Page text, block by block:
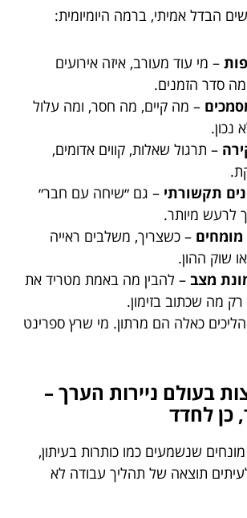
הבדל אמיתי, ברמה היומיומית:
– מי עוד מעורב, איזה אירועים
ומה סדר הזמנים.
– מה קיים, מה חסר, ומה עלול
– תרגול שאלות, קווים אדומים,
תקשורתי – גם ״שיחה עם חבר״
לרעש מיותר.
– כשצריך, משלבים ראייה
שוק ההון.
מצב – להבין מה באמת מטריד את
מה שכתוב בזימון.
כאלה הם מרתון. מי שרץ ספרינט
בעולם ניירות הערך –
כן לחדד
שנשמעים כמו כותרות בעיתון,
תוצאה של תהליך עבודה לא